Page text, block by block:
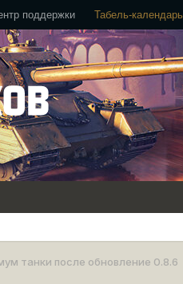
поддержки Табель-календарь
танки после обновление 0.8.6